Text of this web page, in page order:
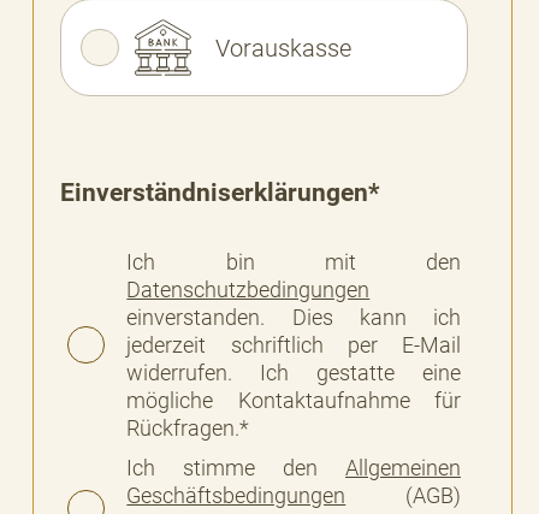
Vorauskasse
Einverständniserklärungen*
Ich bin mit den
Datenschutzbedingungen
einverstanden. Dies kann ich
jederzeit schriftlich per E-Mail
widerrufen. Ich gestatte eine
mögliche Kontaktaufnahme für
Rückfragen.*
Ich stimme den Allgemeinen
Geschäftsbedingungen (AGB)